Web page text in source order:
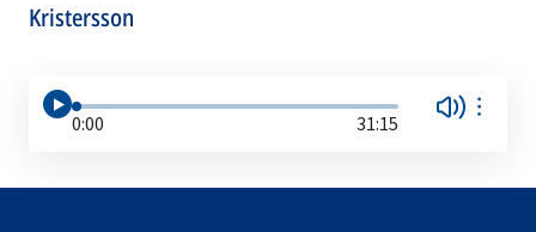
Kristersson
0:00 31:15